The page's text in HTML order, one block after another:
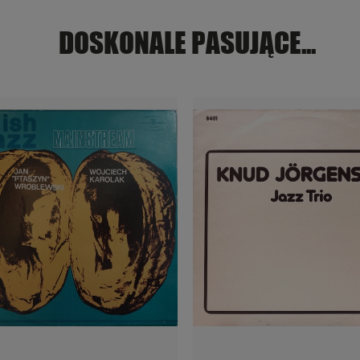
DOSKONALE PASUJĄCE...
O DOSTĘPNOŚCI